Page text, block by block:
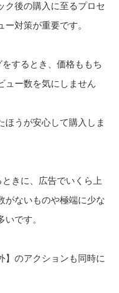
ク後の購入に至るプロセ
対策が重要です。
するとき、価格ももち
ュー数を気にしません
ほうが安心して購入しま
きに、広告でいくら上
がないものや極端に少な
です。
】のアクションも同時に